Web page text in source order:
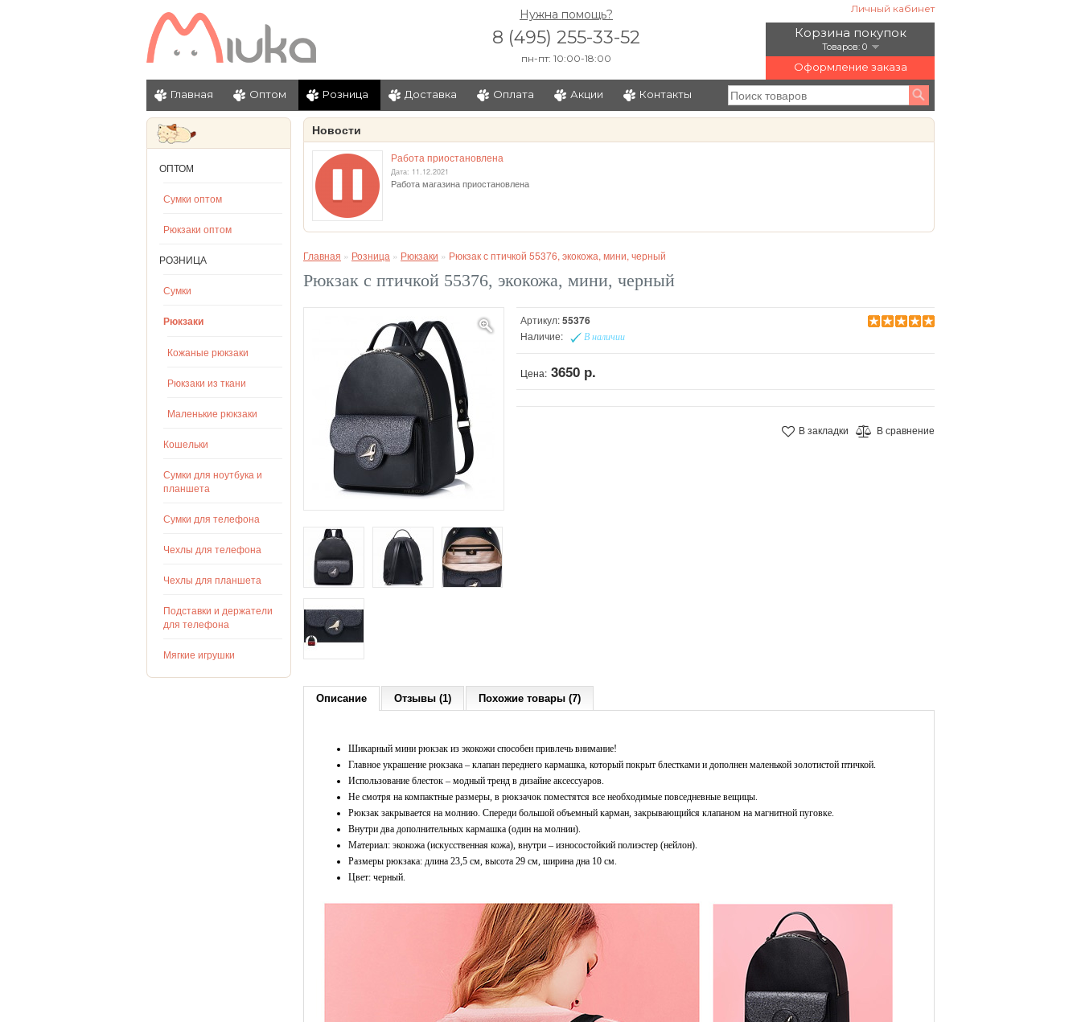
Личный кабинет
Корзина покупок
Товаров: 0
Оформление заказа
Нужна помощь?
8 (495) 255-33-52
пн-пт: 10:00-18:00
Главная Оптом Розница Доставка Оплата Акции Контакты
ОПТОМ
Сумки оптом
Рюкзаки оптом
РОЗНИЦА
Сумки
Рюкзаки
Кожаные рюкзаки
Рюкзаки из ткани
Маленькие рюкзаки
Кошельки
Сумки для ноутбука и
планшета
Сумки для телефона
Чехлы для телефона
Чехлы для планшета
Подставки и держатели
для телефона
Мягкие игрушки
Новости
Работа приостановлена
Дата: 11.12.2021
Работа магазина приостановлена
Главная » Розница » Рюкзаки » Рюкзак с птичкой 55376, экокожа, мини, черный
Рюкзак с птичкой 55376, экокожа, мини, черный
Артикул:55376
Наличие: В наличии
Цена: 3650 р.
В закладки В сравнение
Описание Отзывы (1) Похожие товары (7)
Шикарный мини рюкзак из экокожи способен привлечь внимание!
Главное украшение рюкзака – клапан переднего кармашка, который покрыт блестками и дополнен маленькой золотистой птичкой.
Использование блесток – модный тренд в дизайне аксессуаров.
Не смотря на компактные размеры, в рюкзачок поместятся все необходимые повседневные вещицы.
Рюкзак закрывается на молнию. Спереди большой объемный карман, закрывающийся клапаном на магнитной пуговке.
Внутри два дополнительных кармашка (один на молнии).
Материал: экокожа (искусственная кожа), внутри – износостойкий полиэстер (нейлон).
Размеры рюкзака: длина 23,5 см, высота 29 см, ширина дна 10 см.
Цвет: черный.